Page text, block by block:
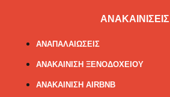
ΑΝΑΚΑΙΝΙΣΕΙΣ
ΑΝΑΠΑΛΑΙΩΣΕΙΣ
ΑΝΑΚΑΙΝΙΣΗ ΞΕΝΟΔΟΧΕΙΟΥ
ΑΝΑΚΑΙΝΙΣΗ AIRBNB